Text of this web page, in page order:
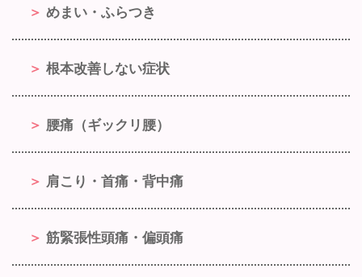
めまい・ふらつき
根本改善しない症状
腰痛（ギックリ腰）
肩こり・首痛・背中痛
筋緊張性頭痛・偏頭痛